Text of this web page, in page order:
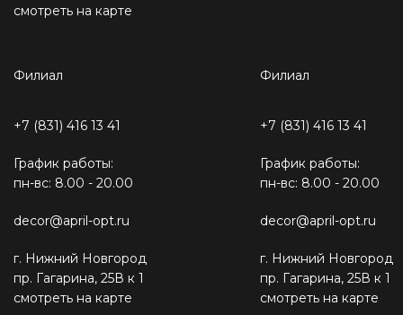
смотреть на карте
Филиал
+7 (831) 416 13 41
График работы:
пн-вс: 8.00 - 20.00
decor@april-opt.ru
г. Нижний Новгород
пр. Гагарина, 25В к 1
смотреть на карте
Филиал
+7 (831) 416 13 41
График работы:
пн-вс: 8.00 - 20.00
decor@april-opt.ru
г. Нижний Новгород
пр. Гагарина, 25В к 1
смотреть на карте